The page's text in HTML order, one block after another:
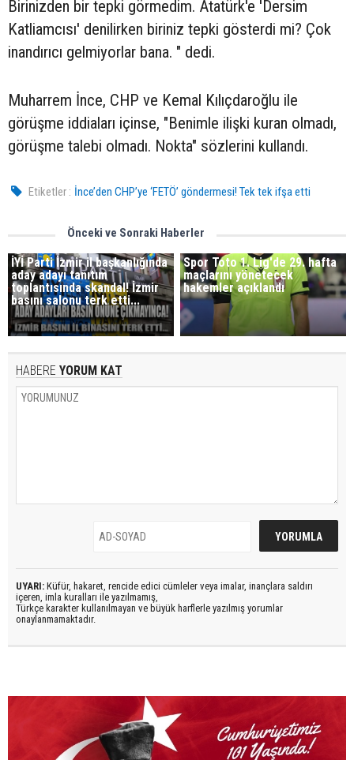
Birinizden bir tepki görmedim. Atatürk'e 'Dersim
Katliamcısı' denilirken biriniz tepki gösterdi mi? Çok
inandırıcı gelmiyorlar bana. " dedi.
Muharrem İnce, CHP ve Kemal Kılıçdaroğlu ile
görüşme iddiaları içinse, "Benimle ilişki kuran olmadı,
görüşme talebi olmadı. Nokta" sözlerini kullandı.
Etiketler : İnce’den CHP’ye ‘FETÖ’ göndermesi! Tek tek ifşa etti
Önceki ve Sonraki Haberler
İYİ Parti İzmir il başkanlığında
aday adayı tanıtım
toplantısında skandal! İzmir
basını salonu terk etti...
Spor Toto 1. Lig'de 29. hafta
maçlarını yönetecek
hakemler açıklandı
HABERE YORUM KAT
UYARI: Küfür, hakaret, rencide edici cümleler veya imalar, inançlara saldırı
içeren, imla kuralları ile yazılmamış,
Türkçe karakter kullanılmayan ve büyük harflerle yazılmış yorumlar
onaylanmamaktadır.